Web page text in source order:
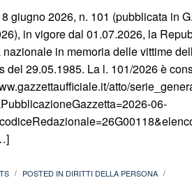
giugno 2026, n. 101 (pubblicata in
in vigore dal 01.07.2026, la
nazionale in memoria delle vittime
del 29.05.1985. La l. 101/2026 è
atto/
06-
/ POSTED IN DIRITTI DELLA PERSONA /